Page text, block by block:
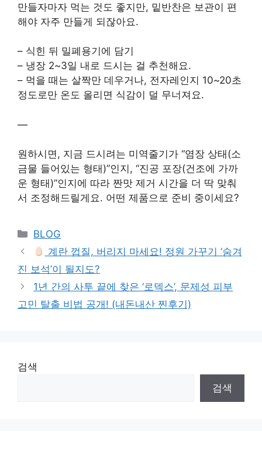
만들자마자 먹는 것도 좋지만, 밑반찬은 보관이 편
해야 자주 만들게 되잖아요.
– 식힌 뒤 밀폐용기에 담기
– 냉장 2~3일 내로 드시는 걸 추천해요.
– 먹을 때는 살짝만 데우거나, 전자레인지 10~20초
정도로만 온도 올리면 식감이 덜 무너져요.
—
원하시면, 지금 드시려는 미역줄기가 “염장 상태(소
금물 들어있는 형태)”인지, “진공 포장(건조에 가까
운 형태)”인지에 따라 짠맛 제거 시간을 더 딱 맞춰
서 조정해드릴게요. 어떤 제품으로 준비 중이세요?
Categories
BLOG
계란 껍질, 버리지 마세요! 정원 가꾸기 ‘숨겨
진 보석’이 될지도?
1년 간의 사투 끝에 찾은 ‘로덱스’, 문제성 피부
고민 탈출 비법 공개! (내돈내산 찐후기)
검색
검색